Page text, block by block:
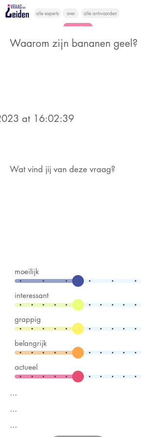
alle experts over alle antwoorden
vragen lessen
Waarom zijn bananen geel?
at 16:02:39
Wat vind jij van deze vraag?
moeilijk
interessant
grappig
belangrijk
actueel
...
...
...